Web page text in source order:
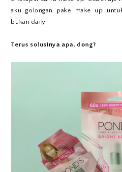
aku golongan pake make up
bukan daily.
Terus solusinya apa, dong?